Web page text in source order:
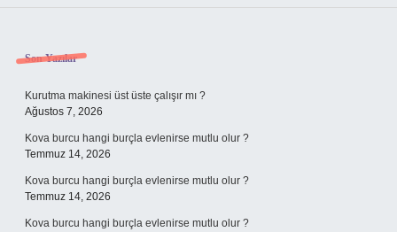
Sidebar
Son Yazılar
Kurutma makinesi üst üste çalışır mı ?
Ağustos 7, 2026
Kova burcu hangi burçla evlenirse mutlu olur ?
Temmuz 14, 2026
Kova burcu hangi burçla evlenirse mutlu olur ?
Temmuz 14, 2026
Kova burcu hangi burçla evlenirse mutlu olur ?